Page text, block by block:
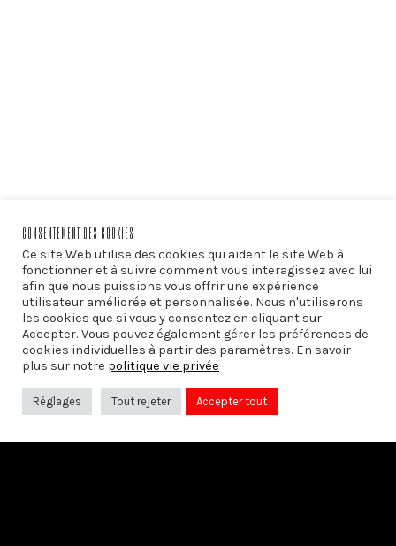
PRÉCÉDENT
La Cité Sérine
Entretien avec Odon Vallet et Alain
Finkielkraut
CONSENTEMENT DES COOKIES
Ce site Web utilise des cookies qui aident le site Web à
fonctionner et à suivre comment vous interagissez avec lui
afin que nous puissions vous offrir une expérience
utilisateur améliorée et personnalisée. Nous n'utiliserons
les cookies que si vous y consentez en cliquant sur
Accepter. Vous pouvez également gérer les préférences de
cookies individuelles à partir des paramètres. En savoir
plus sur notre politique vie privée
Réglages Tout rejeter Accepter tout